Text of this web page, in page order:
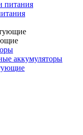
аккумуляторы